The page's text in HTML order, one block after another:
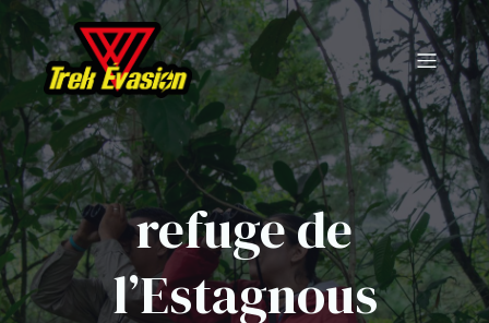
refuge de
l’Estagnous